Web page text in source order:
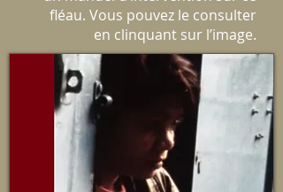
fléau. Vous pouvez le consulter
en clinquant sur l’image.